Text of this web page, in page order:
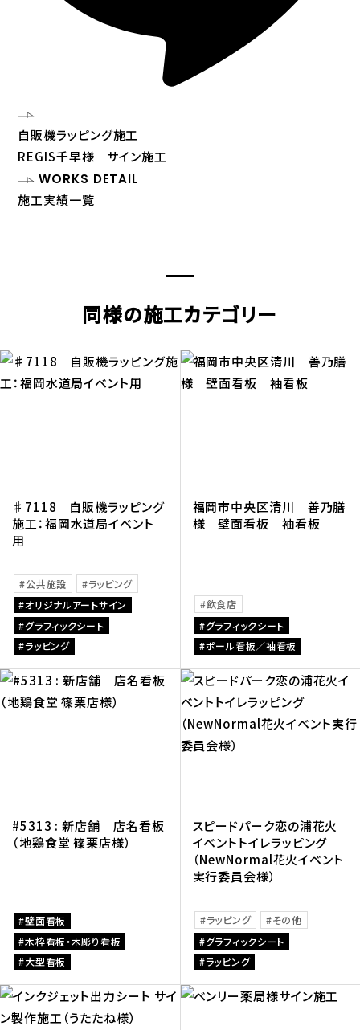
自販機ラッピング施工
REGIS千早様 サイン施工
WORKS DETAIL
施工実績一覧
同様の施工カテゴリー
♯7118 自販機ラッピング
施工：福岡水道局イベント
用
公共施設
ラッピング
オリジナルアートサイン
グラフィックシート
ラッピング
福岡市中央区清川 善乃膳
様 壁面看板 袖看板
飲食店
グラフィックシート
ポール看板／袖看板
#5313 : 新店舗 店名看板
（地鶏食堂 篠栗店様）
壁面看板
木枠看板・木彫り看板
大型看板
スピードパーク恋の浦花火
イベントトイレラッピング
（NewNormal花火イベント
実行委員会様）
ラッピング
その他
グラフィックシート
ラッピング